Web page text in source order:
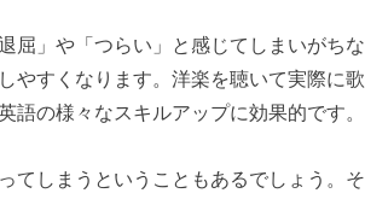
屈」や「つらい」と感じてしまいがちな
やすくなります。洋楽を聴いて実際に歌
語の様々なスキルアップに効果的です。
てしまうということもあるでしょう。そ